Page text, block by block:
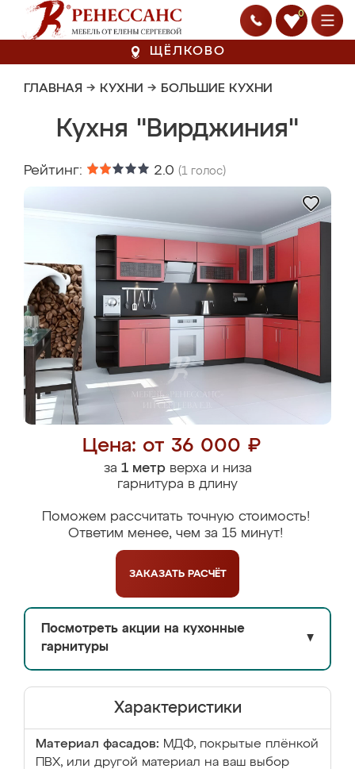
0
ЩЁЛКОВО
ГЛАВНАЯ → КУХНИ → БОЛЬШИЕ КУХНИ
Кухня "Вирджиния"
Рейтинг: 2.0 (1 голос)
Цена: от 36 000 ₽
за 1 метрверха и низа
гарнитура в длину
Поможем рассчитать точную стоимость!
Ответим менее, чем за 15 минут!
ЗАКАЗАТЬ РАСЧЁТ
Посмотреть акции на кухонные
гарнитуры
▼
Характеристики
Материал фасадов: МДФ, покрытые плёнкой
ПВХ, или другой материал на ваш выбор